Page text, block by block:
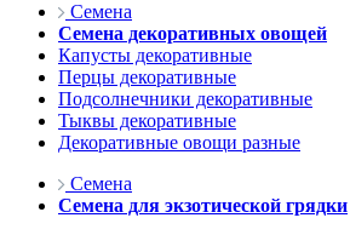
Семена
Семена декоративных овощей
Капусты декоративные
Перцы декоративные
Подсолнечники декоративные
Тыквы декоративные
Декоративные овощи разные
Семена
Семена для экзотической грядки